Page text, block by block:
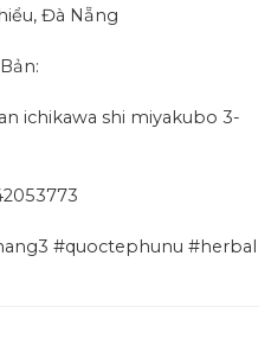
Đà Nẵng
ichikawa shi miyakubo 3-
#quoctephunu #herbal